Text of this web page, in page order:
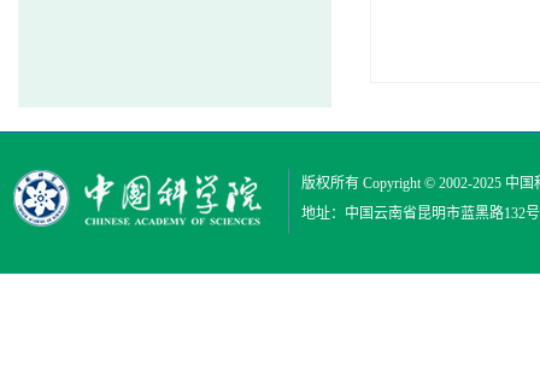
版权所有 Copyright © 2002-2025 中国
地址：中国云南省昆明市蓝黑路